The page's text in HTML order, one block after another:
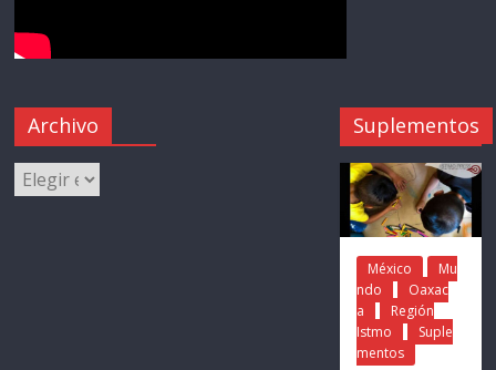
Archivo Suplementos
México
Mu
ndo
Oaxac
a
Región
Istmo
Suple
mentos